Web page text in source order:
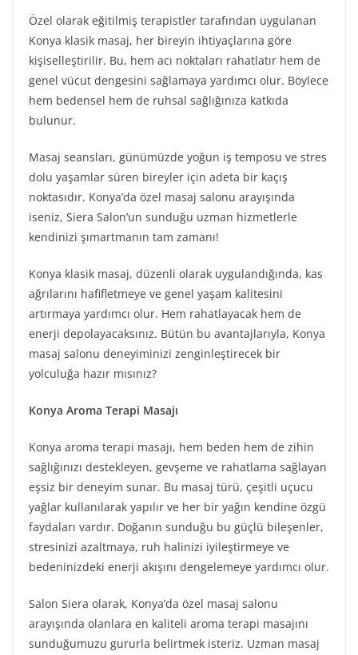
Özel olarak eğitilmiş terapistler tarafından uygulanan
Konya klasik masaj, her bireyin ihtiyaçlarına göre
kişiselleştirilir. Bu, hem acı noktaları rahatlatır hem de
genel vücut dengesini sağlamaya yardımcı olur. Böylece
hem bedensel hem de ruhsal sağlığınıza katkıda
bulunur.
Masaj seansları, günümüzde yoğun iş temposu ve stres
dolu yaşamlar süren bireyler için adeta bir kaçış
noktasıdır. Konya’da özel masaj salonu arayışında
iseniz, Siera Salon’un sunduğu uzman hizmetlerle
kendinizi şımartmanın tam zamanı!
Konya klasik masaj, düzenli olarak uygulandığında, kas
ağrılarını hafifletmeye ve genel yaşam kalitesini
artırmaya yardımcı olur. Hem rahatlayacak hem de
enerji depolayacaksınız. Bütün bu avantajlarıyla, Konya
masaj salonu deneyiminizi zenginleştirecek bir
yolculuğa hazır mısınız?
Konya Aroma Terapi Masajı
Konya aroma terapi masajı, hem beden hem de zihin
sağlığınızı destekleyen, gevşeme ve rahatlama sağlayan
eşsiz bir deneyim sunar. Bu masaj türü, çeşitli uçucu
yağlar kullanılarak yapılır ve her bir yağın kendine özgü
faydaları vardır. Doğanın sunduğu bu güçlü bileşenler,
stresinizi azaltmaya, ruh halinizi iyileştirmeye ve
bedeninizdeki enerji akışını dengelemeye yardımcı olur.
Salon Siera olarak, Konya’da özel masaj salonu
arayışında olanlara en kaliteli aroma terapi masajını
sunduğumuzu gururla belirtmek isteriz. Uzman masaj